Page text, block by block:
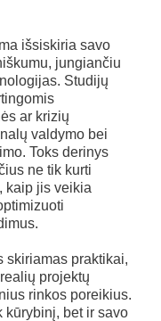
išsiskiria savo
jungiančiu
Studijų
ar krizių
valdymo bei
Toks derinys
ne tik kurti
kaip jis veikia
skiriamas praktikai,
projektų
rinkos poreikius.
kūrybinį, bet ir savo